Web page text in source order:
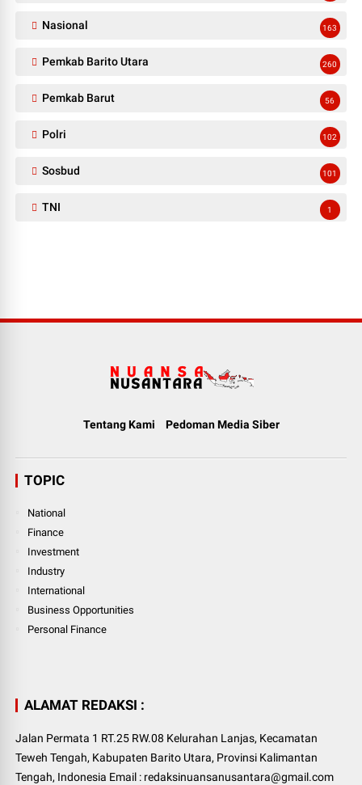
Nasional 163
Pemkab Barito Utara 260
Pemkab Barut 56
Polri 102
Sosbud 101
TNI 1
Tentang Kami Pedoman Media Siber
TOPIC
National
Finance
Investment
Industry
International
Business Opportunities
Personal Finance
ALAMAT REDAKSI :
Jalan Permata 1 RT.25 RW.08 Kelurahan Lanjas, Kecamatan
Teweh Tengah, Kabupaten Barito Utara, Provinsi Kalimantan
Tengah, Indonesia Email : redaksinuansanusantara@gmail.com